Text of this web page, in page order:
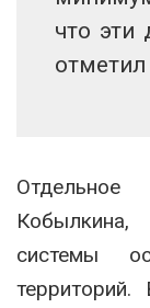
что эти
отметил
системы